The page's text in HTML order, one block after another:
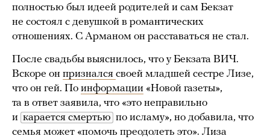
полностью был идеей родителей и сам Бекзат
не состоял с девушкой в романтических
отношениях. С Арманом он расставаться не стал.
После свадьбы выяснилось, что у Бекзата ВИЧ.
Вскоре он признался своей младшей сестре Лизе,
что он гей. По информации «Новой газеты»,
та в ответ заявила, что «это неправильно
и карается смертью по исламу», но добавила, что
семья может «помочь преодолеть это». Лиза